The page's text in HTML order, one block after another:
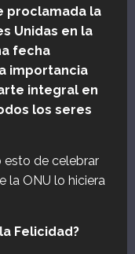
proclamada la
Unidas en la
fecha
importancia
integral en
los seres
esto de celebrar
la ONU lo hiciera
Felicidad?